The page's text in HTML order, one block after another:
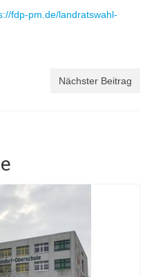
fdp-pm.de/landratswahl-
Nächster Beitrag